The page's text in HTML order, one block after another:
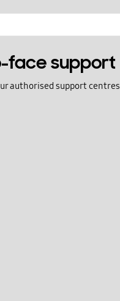
face support
authorised support centres